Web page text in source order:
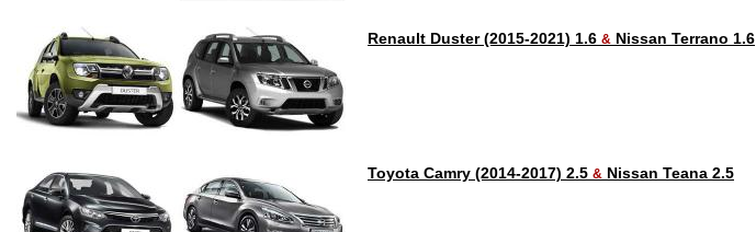
Renault Duster (2015-2021) 1.6 & Nissan Terrano 1.6
Toyota Camry (2014-2017) 2.5 & Nissan Teana 2.5